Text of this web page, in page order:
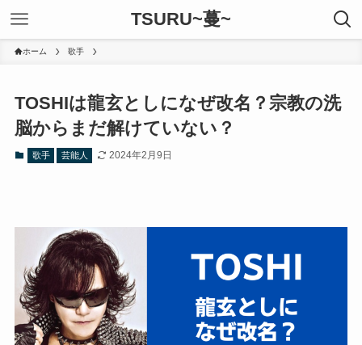
TSURU~蔓~
ホーム 歌手
TOSHIは龍玄としになぜ改名？宗教の洗
脳からまだ解けていない？
歌手 芸能人 2024年2月9日